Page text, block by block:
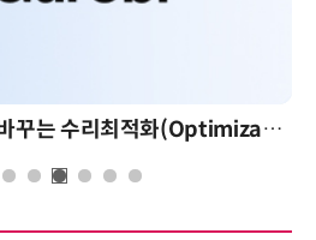
AI 시대의 의사결정을 바꾸는 수리최적화(Optimization): 실제 산업 적용 사례와 활용 전략